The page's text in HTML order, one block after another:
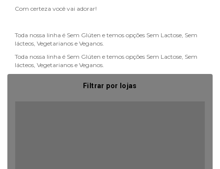
Com certeza você vai adorar!
Toda nossa linha é Sem Glúten e temos opções Sem Lactose, Sem
lácteos, Vegetarianos e Veganos.
Toda nossa linha é Sem Glúten e temos opções Sem Lactose, Sem
lácteos, Vegetarianos e Veganos.